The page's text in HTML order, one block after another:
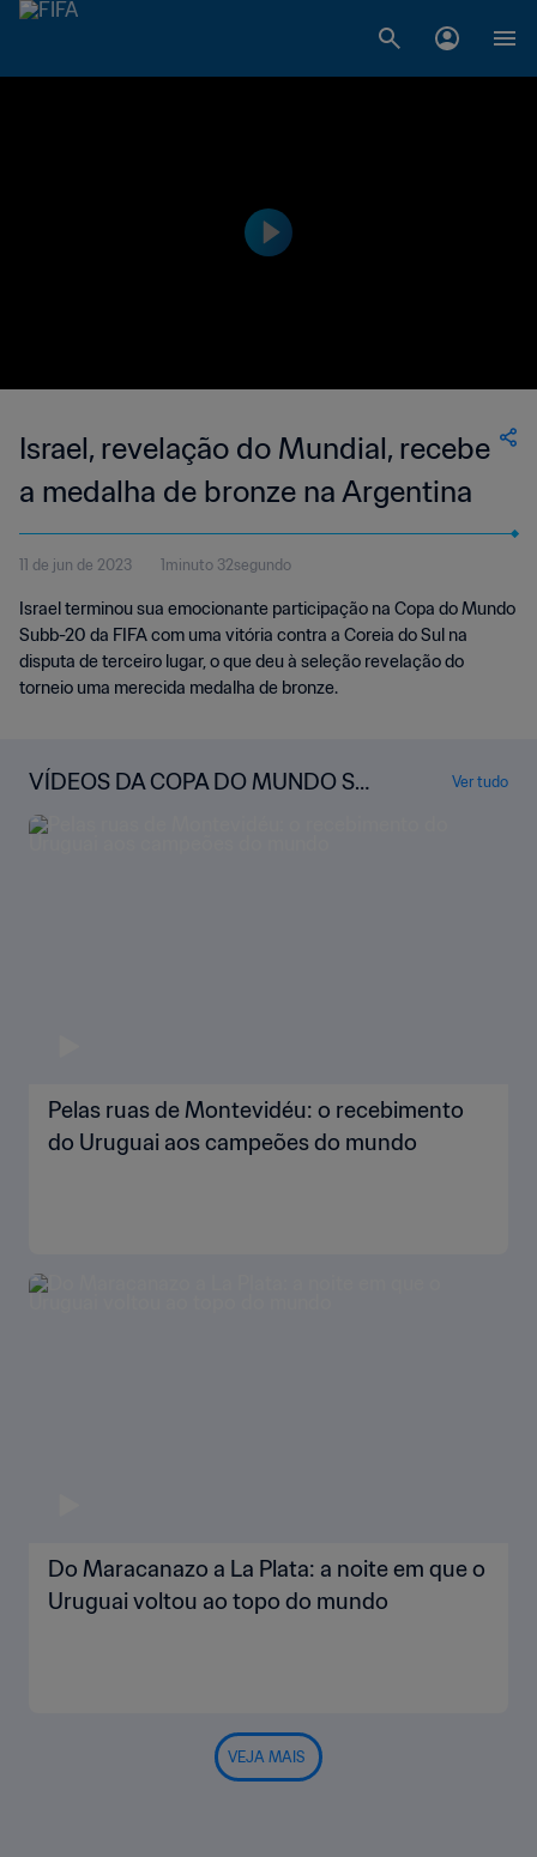
Israel, revelação do Mundial, recebe
a medalha de bronze na Argentina
11 de jun de 2023 1minuto 32segundo
Israel terminou sua emocionante participação na Copa do Mundo
Subb-20 da FIFA com uma vitória contra a Coreia do Sul na
disputa de terceiro lugar, o que deu à seleção revelação do
torneio uma merecida medalha de bronze.
VÍDEOS DA COPA DO MUNDO SU
B-20 DA FIFA
Ver tudo
Pelas ruas de Montevidéu: o recebimento
do Uruguai aos campeões do mundo
Do Maracanazo a La Plata: a noite em que o
Uruguai voltou ao topo do mundo
VEJA MAIS